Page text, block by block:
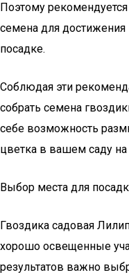
Поэтому
семена для достижения
посадке.
Соблюдая эти
собрать семена
себе возможность
цветка в вашем саду
Выбор места для
Гвоздика садовая
хорошо освещенные
результатов важно